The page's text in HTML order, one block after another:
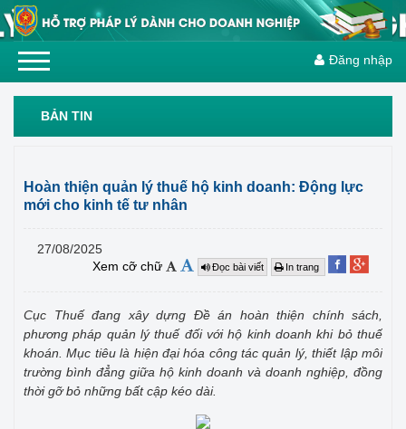
Đăng nhập
BẢN TIN
Hoàn thiện quản lý thuế hộ kinh doanh: Động lực
mới cho kinh tế tư nhân
27/08/2025
Xem cỡ chữ
Đọc bài viết In trang
Cục Thuế đang xây dựng Đề án hoàn thiện chính sách,
phương pháp quản lý thuế đối với hộ kinh doanh khi bỏ thuế
khoán. Mục tiêu là hiện đại hóa công tác quản lý, thiết lập môi
trường bình đẳng giữa hộ kinh doanh và doanh nghiệp, đồng
thời gỡ bỏ những bất cập kéo dài.